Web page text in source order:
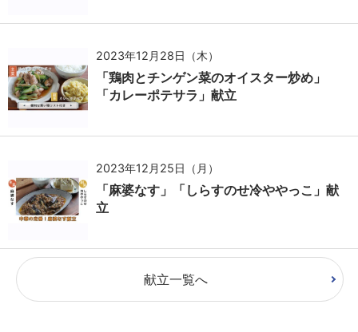
2023年12月28日（木）
「鶏肉とチンゲン菜のオイスター炒め」
「カレーポテサラ」献立
2023年12月25日（月）
「麻婆なす」「しらすのせ冷ややっこ」献
立
献立一覧へ